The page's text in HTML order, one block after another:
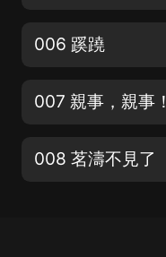
006 蹊蹺
007 親事，親事！
008 茗濤不見了